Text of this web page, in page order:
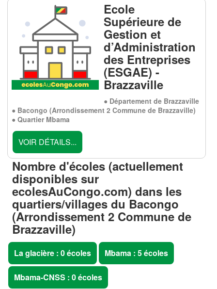
Ecole
Supérieure de
Gestion et
d’Administration
des Entreprises
(ESGAE) -
Brazzaville
● Département de Brazzaville
● Bacongo (Arrondissement 2 Commune de Brazzaville)
● Quartier Mbama
VOIR DÉTAILS...
Nombre d'écoles (actuellement
disponibles sur
ecolesAuCongo.com) dans les
quartiers/villages duBacongo
(Arrondissement 2 Commune de
Brazzaville)
La glacière : 0 écoles Mbama : 5 écoles
Mbama-CNSS : 0 écoles